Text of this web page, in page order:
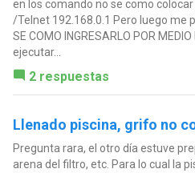
en los comando no se como
/Telnet 192.168.0.1 Pero luego me
SE COMO INGRESARLO POR
ejecutar...
2 respuestas
Llenado piscina, grifo no
Pregunta rara, el otro día estuve
arena del filtro, etc. Para lo cual la